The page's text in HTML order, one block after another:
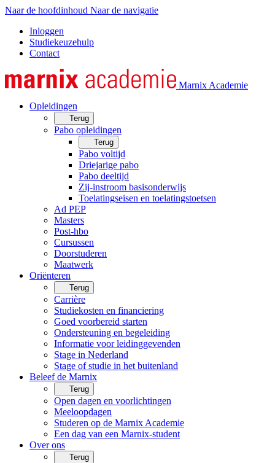
Naar de hoofdinhoud Naar de navigatie
Inloggen
Studiekeuzehulp
Contact
Marnix Academie
Opleidingen
Terug
Pabo opleidingen
Terug
Pabo voltijd
Driejarige pabo
Pabo deeltijd
Zij-instroom basisonderwijs
Toelatingseisen en toelatingstoetsen
Ad PEP
Masters
Post-hbo
Cursussen
Doorstuderen
Maatwerk
Oriënteren
Terug
Carrière
Studiekosten en financiering
Goed voorbereid starten
Ondersteuning en begeleiding
Informatie voor leidinggevenden
Stage in Nederland
Stage of studie in het buitenland
Beleef de Marnix
Terug
Open dagen en voorlichtingen
Meeloopdagen
Studeren op de Marnix Academie
Een dag van een Marnix-student
Over ons
Terug